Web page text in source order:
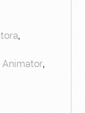
,
Animator,